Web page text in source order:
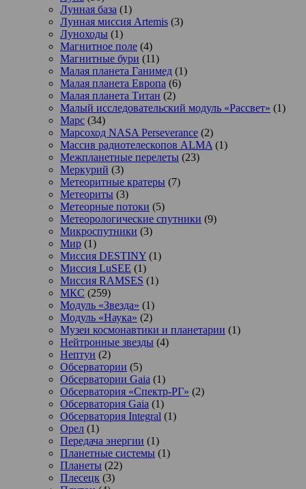
Лунная база (1)
Лунная миссия Artemis (3)
Луноходы (1)
Магнитное поле (4)
Магнитные бури (11)
Малая планета Ганимед (1)
Малая планета Европа (6)
Малая планета Титан (2)
Малый исследовательский модуль «Рассвет» (1)
Марс (34)
Марсоход NASA Perseverance (2)
Массив радиотелескопов ALMA (1)
Межпланетные перелеты (23)
Меркурий (3)
Метеоритные кратеры (7)
Метеориты (3)
Метеорные потоки (5)
Метеорологические спутники (9)
Микроспутники (3)
Мир (1)
Миссия DESTINY (1)
Миссия LuSEE (1)
Миссия RAMSES (1)
МКС (259)
Модуль «Звезда» (1)
Модуль «Наука» (2)
Музеи космонавтики и планетарии (1)
Нейтронные звезды (4)
Нептун (2)
Обсерватории (5)
Обсерватории Gaia (1)
Обсерватория «Спектр-РГ» (2)
Обсерватория Gaia (1)
Обсерватория Integral (1)
Орел (1)
Передача энергии (1)
Планетные системы (1)
Планеты (22)
Плесецк (3)